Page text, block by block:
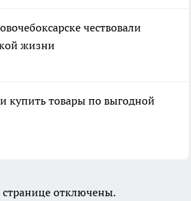
чествовали
жизни
и купить товары по выгодной
отключены.